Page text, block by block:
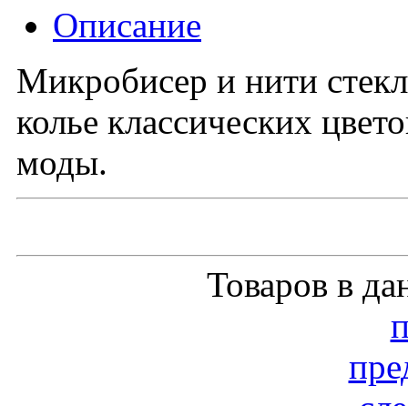
Описание
Микробисер и нити
колье классических
моды.
Товаров в